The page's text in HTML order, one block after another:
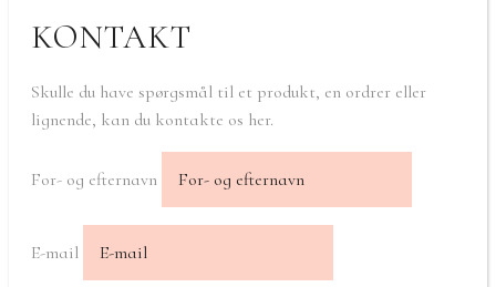
KONTAKT
Skulle du have spørgsmål til et produkt, en ordrer eller
lignende, kan du kontakte os her.
For- og efternavn
E-mail